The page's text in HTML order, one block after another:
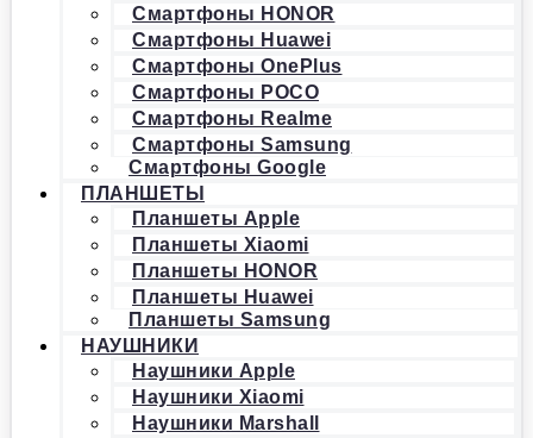
Смартфоны HONOR
Смартфоны Huawei
Смартфоны OnePlus
Смартфоны POCO
Смартфоны Realme
Смартфоны Samsung
Смартфоны Google
ПЛАНШЕТЫ
Планшеты Apple
Планшеты Xiaomi
Планшеты HONOR
Планшеты Huawei
Планшеты Samsung
НАУШНИКИ
Наушники Apple
Наушники Xiaomi
Наушники Marshall